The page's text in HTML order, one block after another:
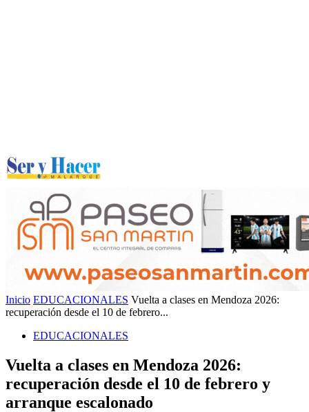
Inicio EDUCACIONALES Vuelta a clases en Mendoza 2026:
recuperación desde el 10 de febrero...
EDUCACIONALES
Vuelta a clases en Mendoza 2026:
recuperación desde el 10 de febrero y
arranque escalonado